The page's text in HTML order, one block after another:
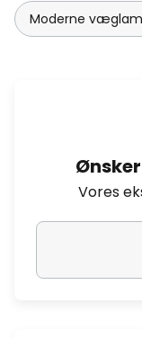
Moderne
Vores